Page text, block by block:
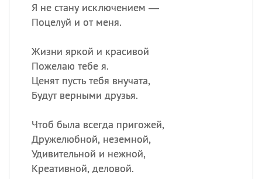
Я не стану исключением —
Поцелуй и от меня.
Жизни яркой и красивой
Пожелаю тебе я.
Ценят пусть тебя внучата,
Будут верными друзья.
Чтоб была всегда пригожей,
Дружелюбной, неземной,
Удивительной и нежной,
Креативной, деловой.
Сегодня празднуют именины
Александр
Анна